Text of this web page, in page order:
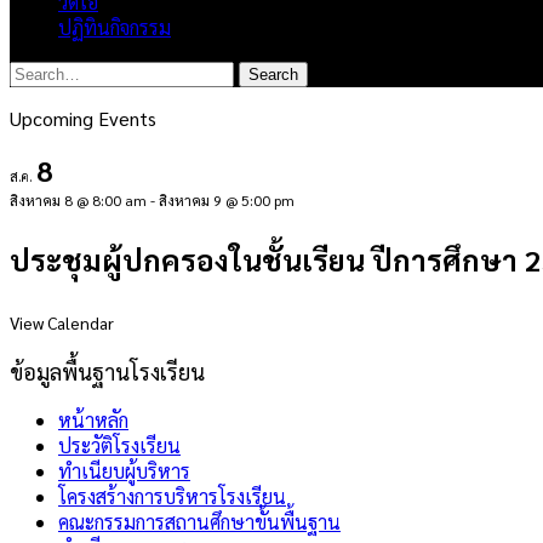
ปฏิทินกิจกรรม
Upcoming Events
ส.ค. 8
สิงหาคม 8 @ 8:00 am -สิงหาคม 9 @ 5:00 pm
ประชุมผู้ปกครองในชั้นเรียน ปีการศึกษา
View Calendar
ข้อมูลพื้นฐานโรงเรียน
หน้าหลัก
ประวัติโรงเรียน
ทำเนียบผู้บริหาร
โครงสร้างการบริหารโรงเรียน
คณะกรรมการสถานศึกษาขั้นพื้นฐาน